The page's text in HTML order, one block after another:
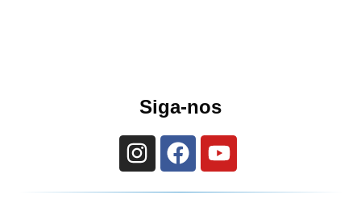
Siga-nos